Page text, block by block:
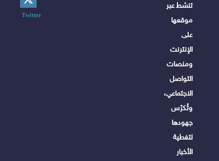
تنشط عبر
موقعها
على
الإنترنت
ومنصات
التواصل
الاجتماعي،
وتُكرّس
جهودها
لتغطية
الأخبار
Twitter